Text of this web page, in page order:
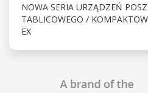
NOWA SERIA URZĄDZEŃ
TABLICOWEGO /
EX